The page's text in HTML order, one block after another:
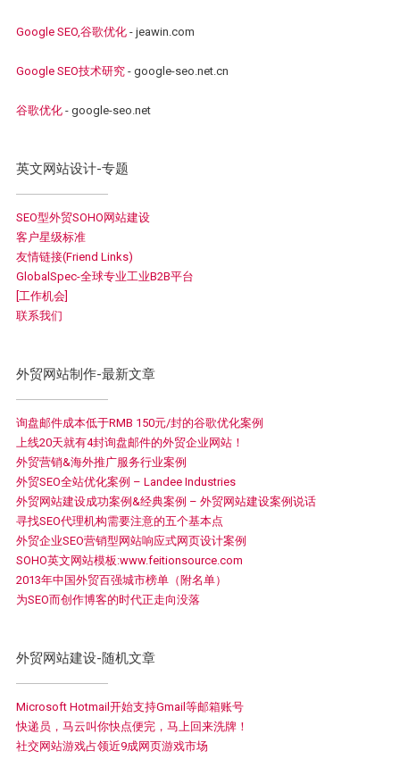
Google SEO,谷歌优化- jeawin.com
Google SEO技术研究- google-seo.net.cn
谷歌优化- google-seo.net
英文网站设计-专题
SEO型外贸SOHO网站建设
客户星级标准
友情链接(Friend Links)
GlobalSpec-全球专业工业B2B平台
[工作机会]
联系我们
外贸网站制作-最新文章
询盘邮件成本低于RMB 150元/封的谷歌优化案例
上线20天就有4封询盘邮件的外贸企业网站！
外贸营销&海外推广服务行业案例
外贸SEO全站优化案例 – Landee Industries
外贸网站建设成功案例&经典案例 – 外贸网站建设案例说话
寻找SEO代理机构需要注意的五个基本点
外贸企业SEO营销型网站响应式网页设计案例
SOHO英文网站模板:www.feitionsource.com
2013年中国外贸百强城市榜单（附名单）
为SEO而创作博客的时代正走向没落
外贸网站建设-随机文章
Microsoft Hotmail开始支持Gmail等邮箱账号
快递员，马云叫你快点便完，马上回来洗牌！
社交网站游戏占领近9成网页游戏市场